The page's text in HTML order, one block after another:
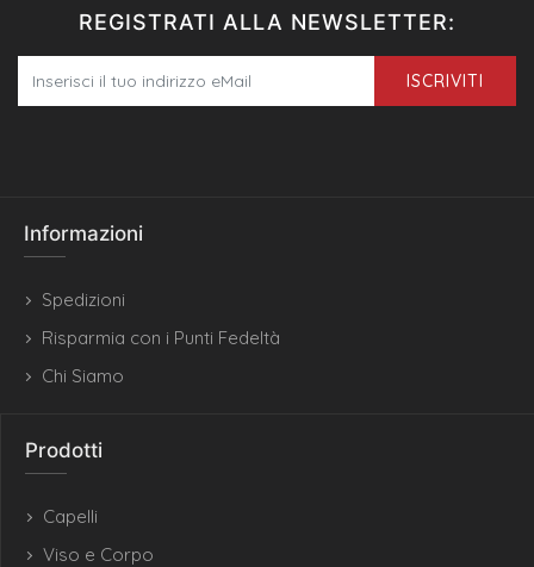
REGISTRATI ALLA NEWSLETTER:
ISCRIVITI
Informazioni
Spedizioni
Risparmia con i Punti Fedeltà
Chi Siamo
Prodotti
Capelli
Viso e Corpo